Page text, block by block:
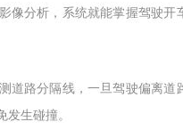
像分析，系统就能掌握驾驶
道路分隔线，一旦驾驶偏离
生碰撞。